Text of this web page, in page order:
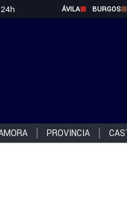
ÁVILA BURGOS
PROVINCIA